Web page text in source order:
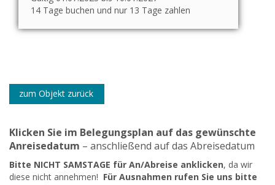
14 Tage buchen und nur 13 Tage zahlen
zum Objekt zurück
Klicken Sie im Belegungsplan auf das gewünschte
Anreisedatum – anschließend auf das Abreisedatum
Bitte NICHT SAMSTAGE für An/Abreise anklicken, da wir
diese nicht annehmen! Für Ausnahmen rufen Sie uns bitte